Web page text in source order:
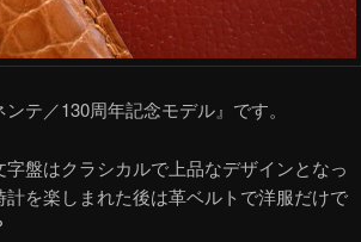
テ／130周年記念モデル』です。
盤はクラシカルで上品なデザインとなっ
を楽しまれた後は革ベルトで洋服だけで